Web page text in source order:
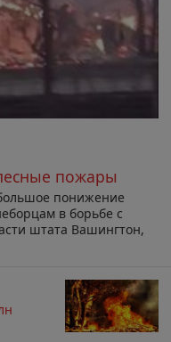
пожары
понижение
в борьбе с
штата Вашингтон,